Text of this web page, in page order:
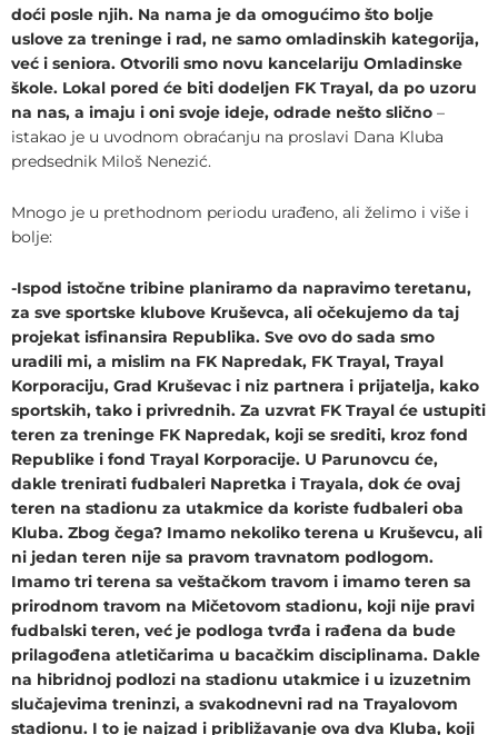
doći posle njih. Na nama je da omogućimo što bolje
uslove za treninge i rad, ne samo omladinskih kategorija,
već i seniora. Otvorili smo novu kancelariju Omladinske
škole. Lokal pored će biti dodeljen FK Trayal, da po uzoru
na nas, a imaju i oni svoje ideje, odrade nešto slično –
istakao je u uvodnom obraćanju na proslavi Dana Kluba
predsednik Miloš Nenezić.
Mnogo je u prethodnom periodu urađeno, ali želimo i više i
bolje:
-Ispod istočne tribine planiramo da napravimo teretanu,
za sve sportske klubove Kruševca, ali očekujemo da taj
projekat isfinansira Republika. Sve ovo do sada smo
uradili mi, a mislim na FK Napredak, FK Trayal, Trayal
Korporaciju, Grad Kruševac i niz partnera i prijatelja, kako
sportskih, tako i privrednih. Za uzvrat FK Trayal će ustupiti
teren za treninge FK Napredak, koji se srediti, kroz fond
Republike i fond Trayal Korporacije. U Parunovcu će,
dakle trenirati fudbaleri Napretka i Trayala, dok će ovaj
teren na stadionu za utakmice da koriste fudbaleri oba
Kluba. Zbog čega? Imamo nekoliko terena u Kruševcu, ali
ni jedan teren nije sa pravom travnatom podlogom.
Imamo tri terena sa veštačkom travom i imamo teren sa
prirodnom travom na Mičetovom stadionu, koji nije pravi
fudbalski teren, već je podloga tvrđa i rađena da bude
prilagođena atletičarima u bacačkim disciplinama. Dakle
na hibridnoj podlozi na stadionu utakmice i u izuzetnim
slučajevima treninzi, a svakodnevni rad na Trayalovom
stadionu. I to je najzad i približavanje ova dva Kluba, koji